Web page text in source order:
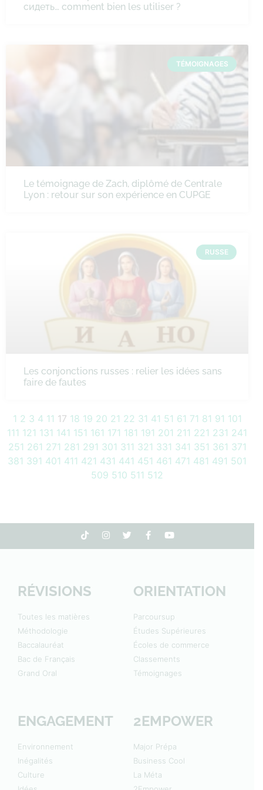
сидеть… comment bien les utiliser ?
TÉMOIGNAGES
Le témoignage de Zach, diplômé de Centrale
Lyon : retour sur son expérience en CUPGE
RUSSE
Les conjonctions russes : relier les idées sans
faire de fautes
1 2 3 4 11 17 18 19 20 21 22 31 41 51 61 71 81 91 101
111 121 131 141 151 161 171 181 191 201 211 221 231 241
251 261 271 281 291 301 311 321 331 341 351 361 371
381 391 401 411 421 431 441 451 461 471 481 491 501
509 510 511 512
RÉVISIONS
Toutes les matières
Méthodologie
Baccalauréat
Bac de Français
Grand Oral
ORIENTATION
Parcoursup
Études Supérieures
Écoles de commerce
Classements
Témoignages
ENGAGEMENT
Environnement
Inégalités
Culture
2EMPOWER
Major Prépa
Business Cool
La Méta